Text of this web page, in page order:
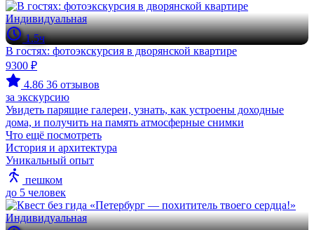
Индивидуальная
1.5ч
В гостях: фотоэкскурсия в дворянской квартире
9300 ₽
4.86 36 отзывов
за экскурсию
Увидеть парящие галереи, узнать, как устроены доходные
дома, и получить на память атмосферные снимки
Что ещё посмотреть
История и архитектура
Уникальный опыт
пешком
до 5 человек
Индивидуальная